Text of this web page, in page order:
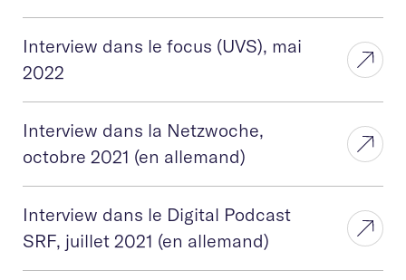
Interview dans le focus (UVS), mai
2022
Interview dans la Netzwoche,
octobre 2021 (en allemand)
Interview dans le Digital Podcast
SRF, juillet 2021 (en allemand)